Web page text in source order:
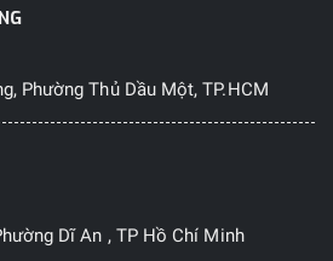
Phường Thủ Dầu Một, TP.HCM
Dĩ An , TP Hồ Chí Minh